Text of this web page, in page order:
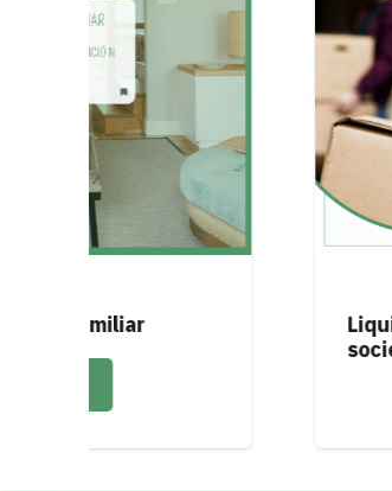
Liquidación del
sociedad ganancial